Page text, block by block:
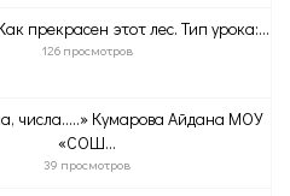
прекрасен этот лес. Тип урока:...
126 просмотров
числа…..» Кумарова Айдана МОУ
«СОШ...
39 просмотров